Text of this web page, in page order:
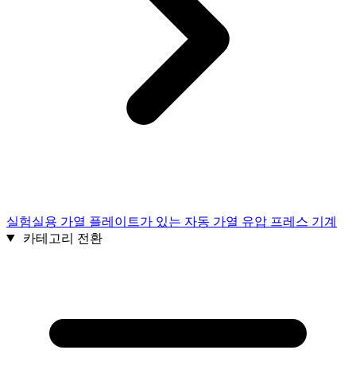
실험실용 가열 플레이트가 있는 자동 가열 유압 프레스 기계
카테고리 전환